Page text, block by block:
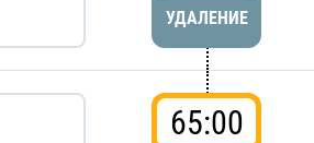
УДАЛЕНИЕ
65:00